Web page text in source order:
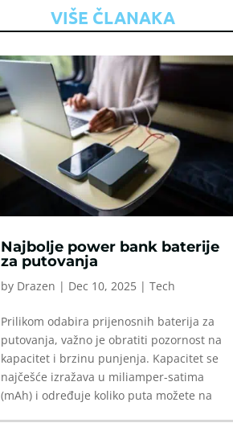
VIŠE ČLANAKA
Najbolje power bank baterije
za putovanja
by Drazen | Dec 10, 2025| Tech
Prilikom odabira prijenosnih baterija za
putovanja, važno je obratiti pozornost na
kapacitet i brzinu punjenja. Kapacitet se
najčešće izražava u miliamper-satima
(mAh) i određuje koliko puta možete na